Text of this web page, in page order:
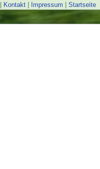
Kontakt Impressum Startseite